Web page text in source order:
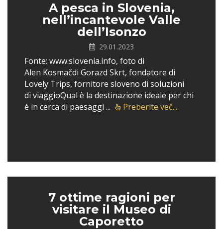
A pesca in Slovenia,
nell’incantevole Valle
dell’Isonzo
29.01.2023
Fonte: www.slovenia.info, foto di
Alen Kosmačdi Gorazd Skrt, fondatore di
Lovely Trips, fornitore sloveno di soluzioni
di viaggioQual è la destinazione ideale per chi
è in cerca di paesaggi ...
Preberite več...
7 ottime ragioni per
visitare il Museo di
Caporetto